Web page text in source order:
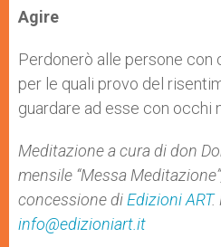
Agire
Perdonerò alle persone con
per le quali provo del
guardare ad esse con occhi
Meditazione a cura di don
mensile “Messa
concessione di Edizioni ART.
info@edizioniart.it